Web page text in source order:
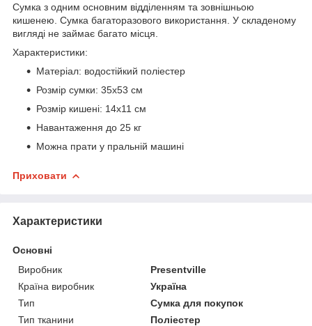
Сумка з одним основним відділенням та зовнішньою
кишенею. Сумка багаторазового використання. У складеному
вигляді не займає багато місця.
Характеристики:
Матеріал: водостійкий поліестер
Розмір сумки: 35x53 см
Розмір кишені: 14х11 см
Навантаження до 25 кг
Можна прати у пральній машині
Приховати
Характеристики
Основні
Виробник
Presentville
Країна виробник
Україна
Тип
Сумка для покупок
Тип тканини
Поліестер